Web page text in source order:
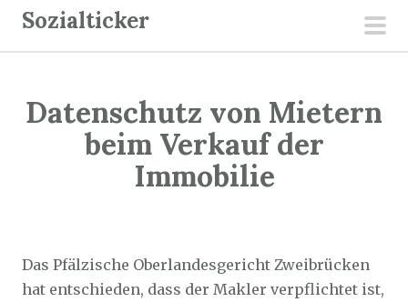
Sozialticker
Datenschutz von Mietern
beim Verkauf der
Immobilie
Das Pfälzische Oberlandesgericht Zweibrücken
hat entschieden, dass der Makler verpflichtet ist,